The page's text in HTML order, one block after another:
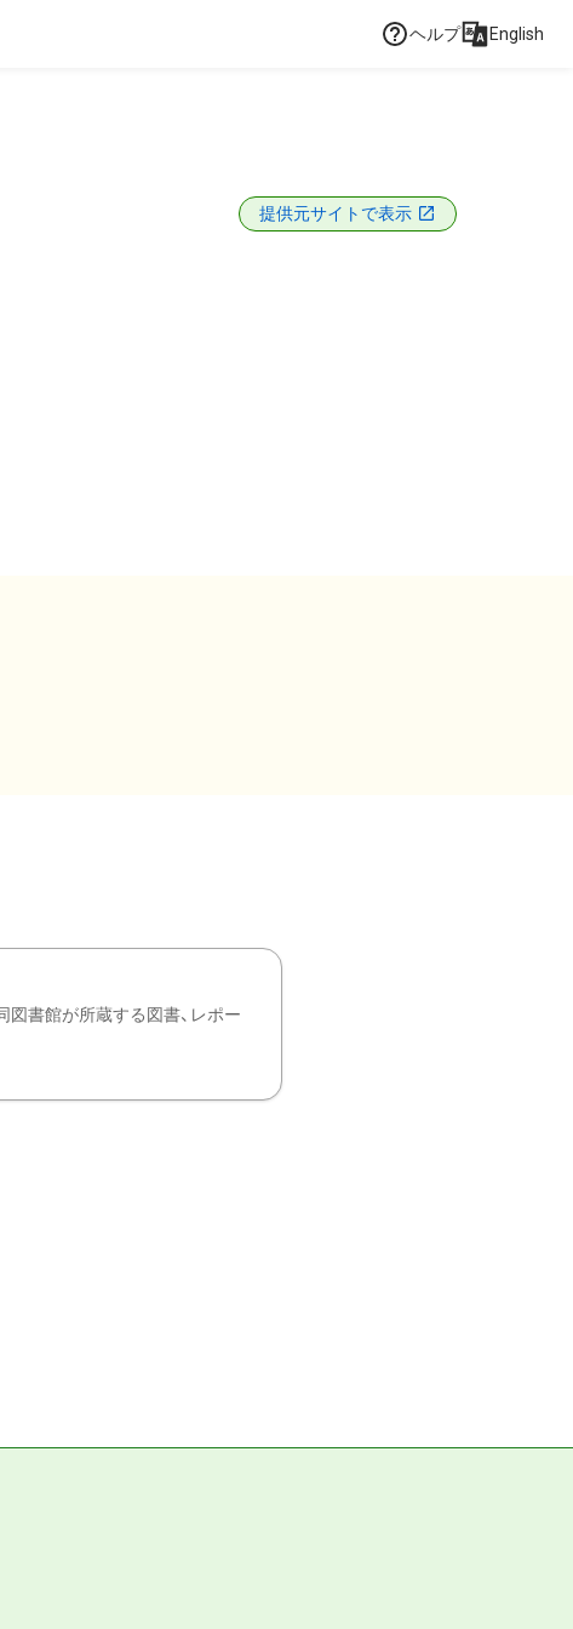
ヘルプ English
提供元サイトで表示
書館が所蔵する図書、レポー